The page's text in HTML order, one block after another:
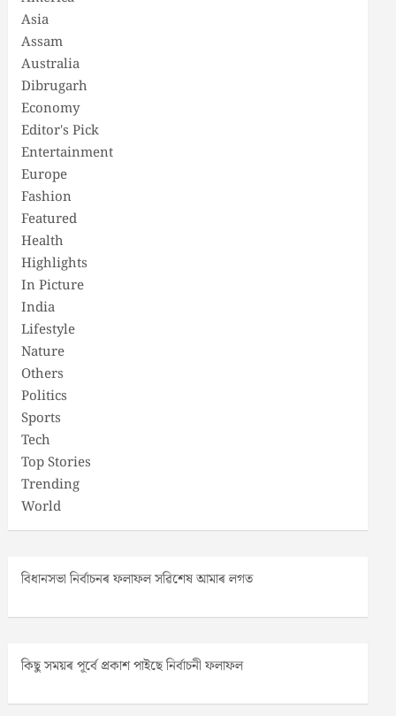
Asia
Assam
Australia
Dibrugarh
Economy
Editor's Pick
Entertainment
Europe
Fashion
Featured
Health
Highlights
In Picture
India
Lifestyle
Nature
Others
Politics
Sports
Tech
Top Stories
Trending
World
বিধানসভা নিৰ্বাচনৰ ফলাফল সৱিশেষ আমাৰ লগত
কিছু সময়ৰ পূৰ্বে প্ৰকাশ পাইছে নিৰ্বাচনী ফলাফল